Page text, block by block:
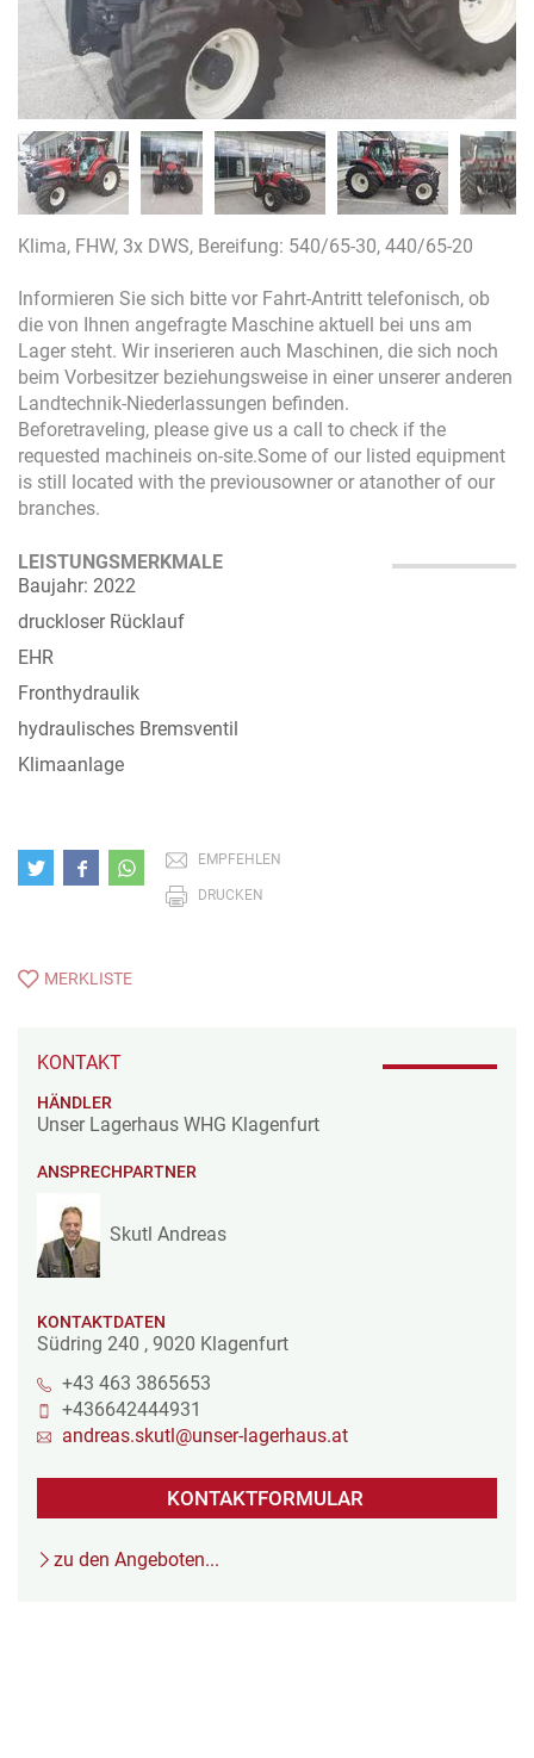
Klima, FHW, 3x DWS, Bereifung: 540/65-30, 440/65-20
Informieren Sie sich bitte vor Fahrt-Antritt telefonisch, ob
die von Ihnen angefragte Maschine aktuell bei uns am
Lager steht. Wir inserieren auch Maschinen, die sich noch
beim Vorbesitzer beziehungsweise in einer unserer anderen
Landtechnik-Niederlassungen befinden.
Beforetraveling, please give us a call to check if the
requested machineis on-site.Some of our listed equipment
is still located with the previousowner or atanother of our
branches.
LEISTUNGSMERKMALE
Baujahr: 2022
druckloser Rücklauf
EHR
Fronthydraulik
hydraulisches Bremsventil
Klimaanlage
EMPFEHLEN
DRUCKEN
MERKLISTE
KONTAKT
HÄNDLER
Unser Lagerhaus WHG Klagenfurt
ANSPRECHPARTNER
Skutl Andreas
KONTAKTDATEN
Südring 240 , 9020 Klagenfurt
+43 463 3865653
+436642444931
andreas.skutl@unser-lagerhaus.at
KONTAKTFORMULAR
zu den Angeboten...